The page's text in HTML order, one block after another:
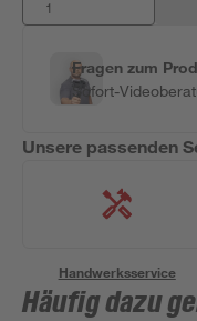
Fragen zum
Sofort-
Unsere passenden
Handwerksservice
Häufig dazu